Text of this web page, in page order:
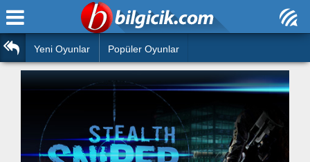
Araba
Bilardo
Boyama
Futbol
Ana Sayfa
Bilmeceler
Bulmacalar
Deyimler
Yeni Oyunlar Popüler Oyunlar